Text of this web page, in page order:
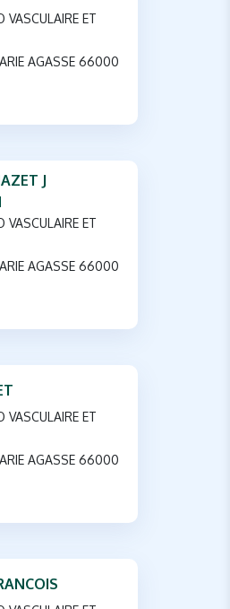
VASCULAIRE ET
AGASSE 66000
J
VASCULAIRE ET
AGASSE 66000
VASCULAIRE ET
AGASSE 66000